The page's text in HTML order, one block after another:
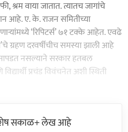
श्रम वाया जातात. त्यातच जागांचे
आहे. ए. के. राजन समितीच्या
‘रिपिटर्स’ ७१ टक्के आहेत. एवढे
ग्रहण दरवर्षीचीच समस्या झाली आहे
नसल्याने सरकार हतबल
प्रचंड विवंचनेत अशी स्थिती
सकाळ+ लेख आहे